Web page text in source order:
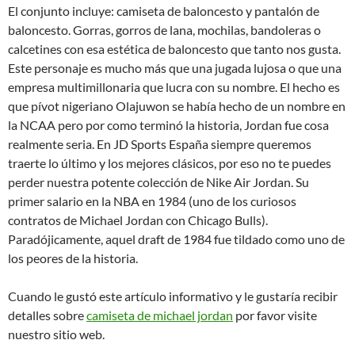
El conjunto incluye: camiseta de baloncesto y pantalón de
baloncesto. Gorras, gorros de lana, mochilas, bandoleras o
calcetines con esa estética de baloncesto que tanto nos gusta.
Este personaje es mucho más que una jugada lujosa o que una
empresa multimillonaria que lucra con su nombre. El hecho es
que pívot nigeriano Olajuwon se había hecho de un nombre en
la NCAA pero por como terminó la historia, Jordan fue cosa
realmente seria. En JD Sports España siempre queremos
traerte lo último y los mejores clásicos, por eso no te puedes
perder nuestra potente colección de Nike Air Jordan. Su
primer salario en la NBA en 1984 (uno de los curiosos
contratos de Michael Jordan con Chicago Bulls).
Paradójicamente, aquel draft de 1984 fue tildado como uno de
los peores de la historia.
Cuando le gustó este artículo informativo y le gustaría recibir
detalles sobrecamiseta de michael jordan por favor visite
nuestro sitio web.